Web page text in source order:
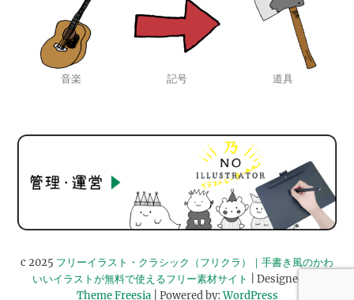
音楽 記号 道具
c 2025 フリーイラスト・クラシック（フリクラ）｜手書き風のかわ
いいイラストが無料で使えるフリー素材サイト
| Designed by:
Theme Freesia| Powered by:WordPress